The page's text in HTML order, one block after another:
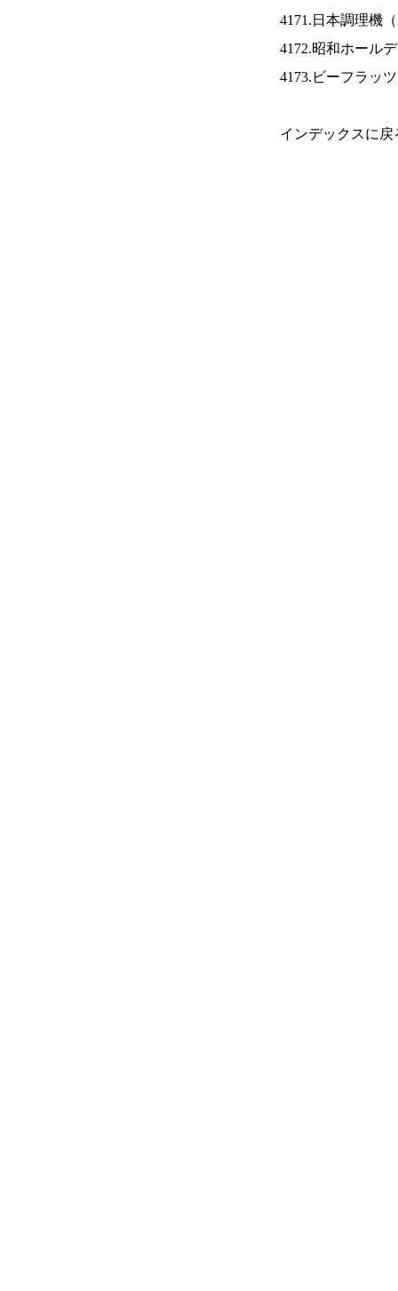
4171.日本調理機（
4172.昭和ホール
4173.ビーフラッ
インデックスに戻